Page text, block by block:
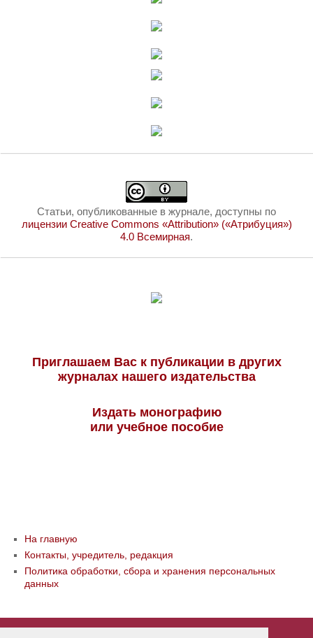
Статьи, опубликованные в журнале, доступны по
лицензии Creative Commons «Attribution» («Атрибуция»)
4.0 Всемирная.
Приглашаем Вас к публикации в других
журналах нашего издательства
Издать монографию
или учебное пособие
На главную
Контакты, учредитель, редакция
Политика обработки, сбора и хранения персональных
данных